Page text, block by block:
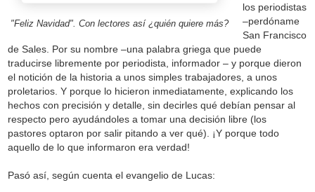
"Feliz Navidad". Con lectores así ¿quién quiere más?
los periodistas
–perdóname
San Francisco
de Sales. Por su nombre –una palabra griega que puede
traducirse libremente por periodista, informador – y porque dieron
el notición de la historia a unos simples trabajadores, a unos
proletarios. Y porque lo hicieron inmediatamente, explicando los
hechos con precisión y detalle, sin decirles qué debían pensar al
respecto pero ayudándoles a tomar una decisión libre (los
pastores optaron por salir pitando a ver qué). ¡Y porque todo
aquello de lo que informaron era verdad!
Pasó así, según cuenta el evangelio de Lucas: